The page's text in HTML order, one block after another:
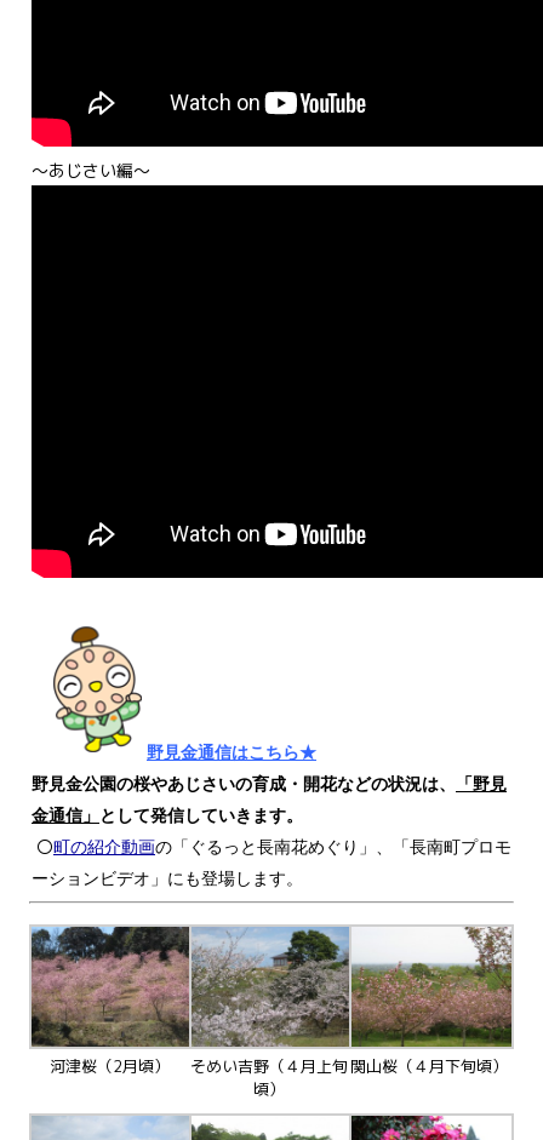
～あじさい編～
野見金通信はこちら★
野見金公園の桜やあじさいの育成・開花などの状況は、
「野見
金通信」 として発信していきます。
〇町の紹介動画の「ぐるっと長南花めぐり」、「長南町プロモ
ーションビデオ」にも登場します。
河津桜（2月頃）
そめい吉野（４月上旬
頃）
関山桜（４月下旬頃）